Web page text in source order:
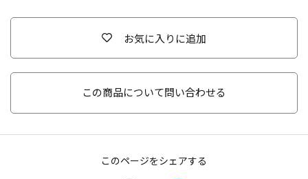
お気に入りに追加
この商品について問い合わせる
このページをシェアする